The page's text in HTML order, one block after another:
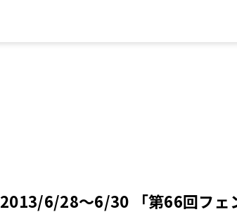
2013/6/28～6/30 「第66回フェ